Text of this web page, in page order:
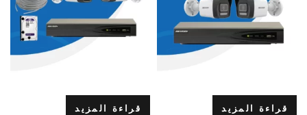
قراءة المزيد قراءة المزيد